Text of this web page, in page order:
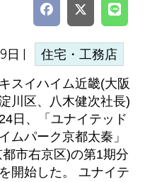
日 | 住宅・工務店
スイハイム近畿(大阪
川区、八木健次社長)
日、「ユナイテッド
ムパーク京都太秦」
都市右京区)の第1期分
開始した。 ユナイテ